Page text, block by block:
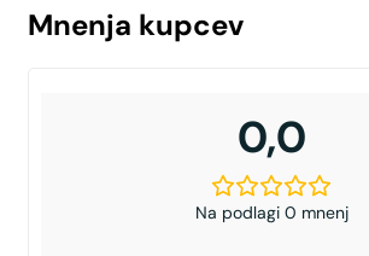
Mnenja kupcev
0,0
Na podlagi 0 mnenj